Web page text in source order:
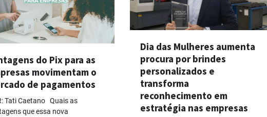
do Pix para as
movimentam o
de pagamentos
Tati Caetano Quais as
que essa nova
Dia das Mulheres aumenta
procura por brindes
personalizados e
transforma
reconhecimento em
estratégia nas empresas